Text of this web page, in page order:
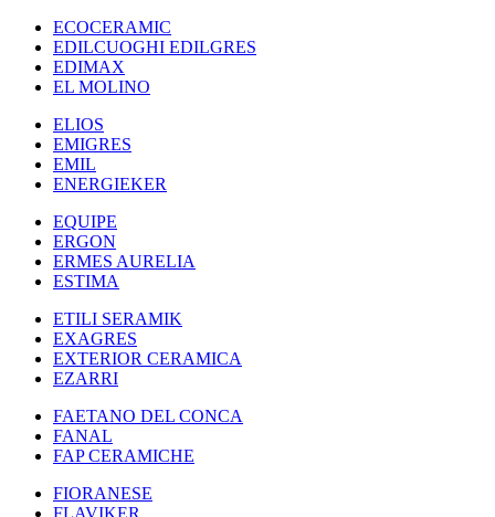
ECOCERAMIC
EDILCUOGHI EDILGRES
EDIMAX
EL MOLINO
ELIOS
EMIGRES
EMIL
ENERGIEKER
EQUIPE
ERGON
ERMES AURELIA
ESTIMA
ETILI SERAMIK
EXAGRES
EXTERIOR CERAMICA
EZARRI
FAETANO DEL CONCA
FANAL
FAP CERAMICHE
FIORANESE
FLAVIKER